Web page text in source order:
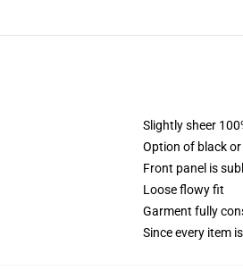
Slightly sheer
Option of black or
Front panel is
Loose flowy fit
Garment fully
Since every item